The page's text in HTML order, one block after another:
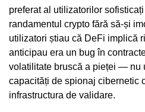
preferat al utilizatorilor
randamentul crypto fără să-și
utilizatori știau că DeFi implică
anticipau era un bug în
volatilitate bruscă a pieței — nu
capacități de spionaj cibernetic
infrastructura de validare.